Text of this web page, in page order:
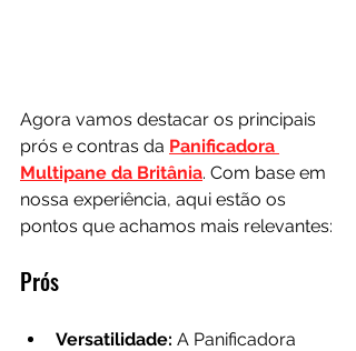
Agora vamos destacar os principais
prós e contras da Panificadora
Multipane da Britânia. Com base em
nossa experiência, aqui estão os
pontos que achamos mais relevantes:
Prós
Versatilidade: A Panificadora